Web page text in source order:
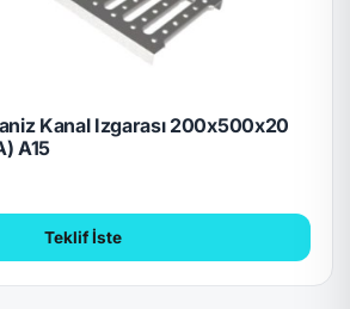
Kanal Izgarası 200x500x20
A15
Teklif İste